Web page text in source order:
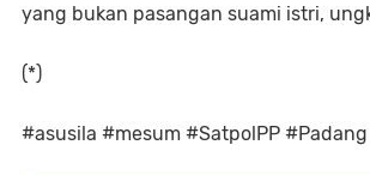
yang bukan pasangan suami istri,
(*)
#asusila #mesum #SatpolPP #Padang